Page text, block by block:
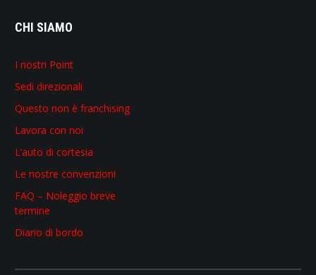
CHI SIAMO
I nostri Point
Sedi direzionali
Questo non è franchising
Lavora con noi
L’auto di cortesia
Le nostre convenzioni
FAQ – Noleggio breve
termine
Diario di bordo